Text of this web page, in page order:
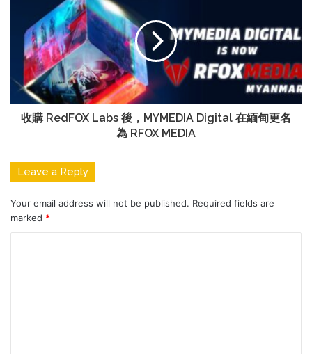
收購 RedFOX Labs 後，MYMEDIA Digital 在緬甸更名
為 RFOX MEDIA
Leave a Reply
Your email address will not be published. Required fields are
marked *